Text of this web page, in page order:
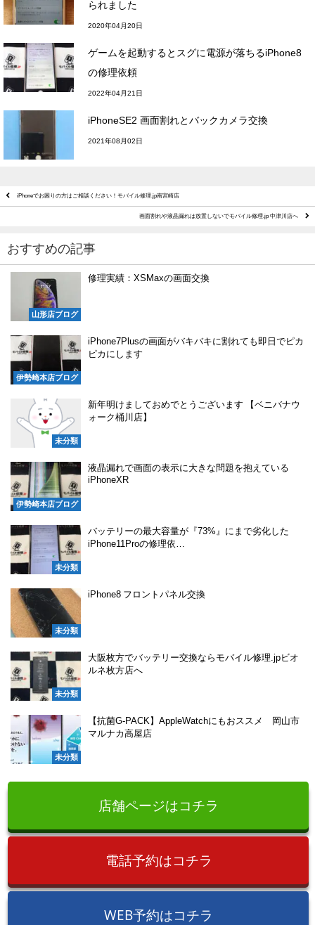
られました
2020年04月20日
ゲームを起動するとスグに電源が落ちるiPhone8
の修理依頼
2022年04月21日
iPhoneSE2 画面割れとバックカメラ交換
2021年08月02日
iPhoneでお困りの方はご相談ください！モバイル修理.jp南宮崎店
画面割れや液晶漏れは放置しないでモバイル修理.jp 中津川店へ
おすすめの記事
山形店ブログ
修理実績：XSMaxの画面交換
伊勢崎本店ブログ
iPhone7Plusの画面がバキバキに割れても即日でピカ
ピカにします
未分類
新年明けましておめでとうございます 【ベニバナウ
ォーク桶川店】
伊勢崎本店ブログ
液晶漏れで画面の表示に大きな問題を抱えている
iPhoneXR
未分類
バッテリーの最大容量が『73%』にまで劣化した
iPhone11Proの修理依…
未分類
iPhone8 フロントパネル交換
未分類
大阪枚方でバッテリー交換ならモバイル修理.jpビオ
ルネ枚方店へ
未分類
【抗菌G-PACK】AppleWatchにもおススメ 岡山市
マルナカ高屋店
店舗ページはコチラ
電話予約はコチラ
WEB予約はコチラ